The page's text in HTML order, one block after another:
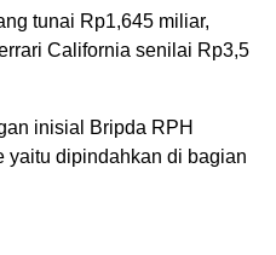
tunai Rp1,645 miliar,
California senilai Rp3,5
inisial Bripda RPH
yaitu dipindahkan di bagian